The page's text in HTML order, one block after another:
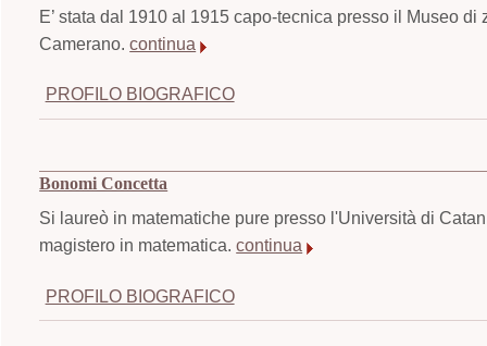
E’ stata dal 1910 al 1915 capo-tecnica presso il Museo
Camerano.continua
PROFILO BIOGRAFICO
Bonomi Concetta
Si laureò in matematiche pure presso l'Università di
magistero in matematica.continua
PROFILO BIOGRAFICO